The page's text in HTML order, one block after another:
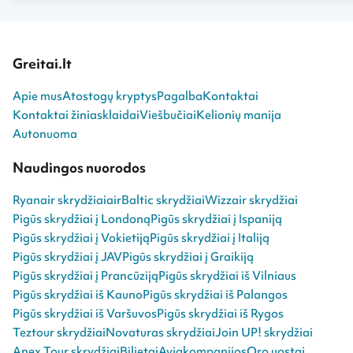
Greitai.lt
Apie musAtostogų kryptysPagalbaKontaktai
Kontaktai žiniasklaidaiViešbučiaiKelionių manija
Autonuoma
Naudingos nuorodos
Ryanair skrydžiaiairBaltic skrydžiaiWizzair skrydžiai
Pigūs skrydžiai į LondonąPigūs skrydžiai į Ispaniją
Pigūs skrydžiai į VokietijąPigūs skrydžiai į Italiją
Pigūs skrydžiai į JAVPigūs skrydžiai į Graikiją
Pigūs skrydžiai į PrancūzijąPigūs skrydžiai iš Vilniaus
Pigūs skrydžiai iš KaunoPigūs skrydžiai iš Palangos
Pigūs skrydžiai iš VaršuvosPigūs skrydžiai iš Rygos
Teztour skrydžiaiNovaturas skrydžiaiJoin UP! skrydžiai